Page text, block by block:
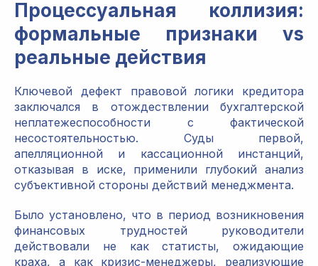
Процессуальная коллизия:
формальные признаки vs
реальные действия
Ключевой дефект правовой логики кредитора
заключался в отождествлении бухгалтерской
неплатежеспособности с фактической
несостоятельностью. Суды первой,
апелляционной и кассационной инстанций,
отказывая в иске, применили глубокий анализ
субъективной стороны действий менеджмента.
Было установлено, что в период возникновения
финансовых трудностей руководители
действовали не как статисты, ожидающие
краха, а как кризис-менеджеры, реализующие